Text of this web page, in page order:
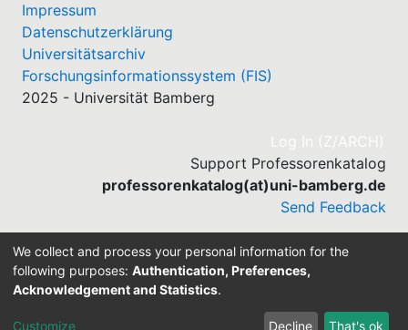
Impressum
Datenschutzerklärung
Universitätsarchiv
Forschungsinformationssystem (FIS)
2025 - Universität Bamberg
Log In (Z/ARCH)
Support Professorenkatalog
professorenkatalog(at)uni-bamberg.de
Send Feedback
Built withDSpace-CRIS software
We collect and process your personal information for the
following purposes: Authentication, Preferences,
Acknowledgement and Statistics.
Customize Decline That's ok